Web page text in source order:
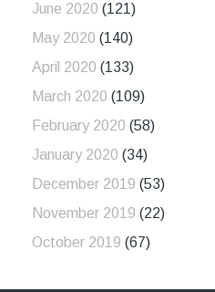
June 2020 (121)
May 2020 (140)
April 2020 (133)
March 2020 (109)
February 2020 (58)
January 2020 (34)
December 2019 (53)
November 2019 (22)
October 2019 (67)